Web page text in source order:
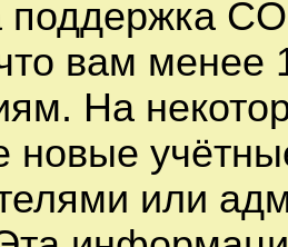
вам менее
На
новые
или